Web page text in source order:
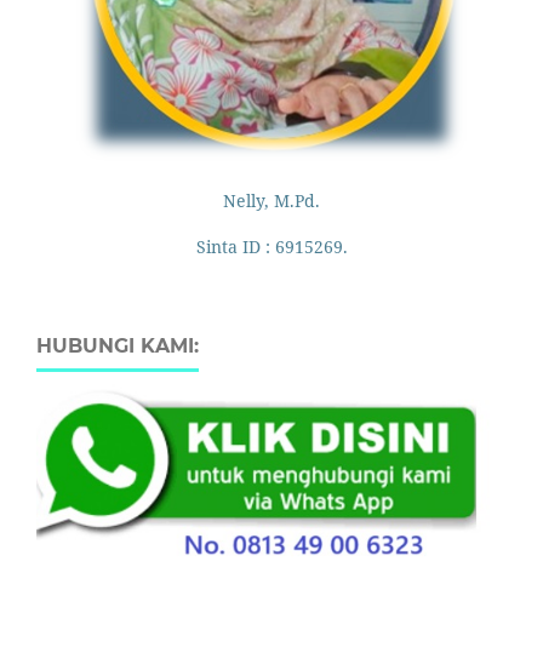
Nelly, M.Pd.
Sinta ID : 6915269.
HUBUNGI KAMI: